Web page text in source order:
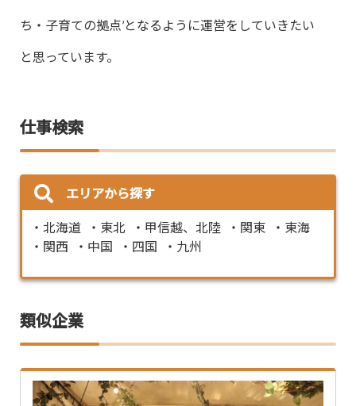
ち・子育ての拠点’となるように運営をしていきたい
と思っています。
仕事検索
エリアから探す
北海道 東北 甲信越、北陸 関東
東海
関西
中国 四国 九州
類似企業